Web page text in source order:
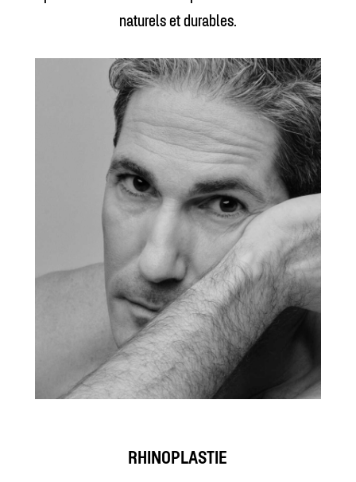
naturels et durables.
RHINOPLASTIE